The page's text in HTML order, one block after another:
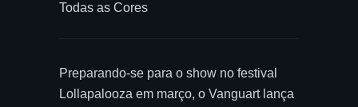
Todas as Cores
Preparando-se para o show no festival
Lollapalooza em março, o Vanguart lança